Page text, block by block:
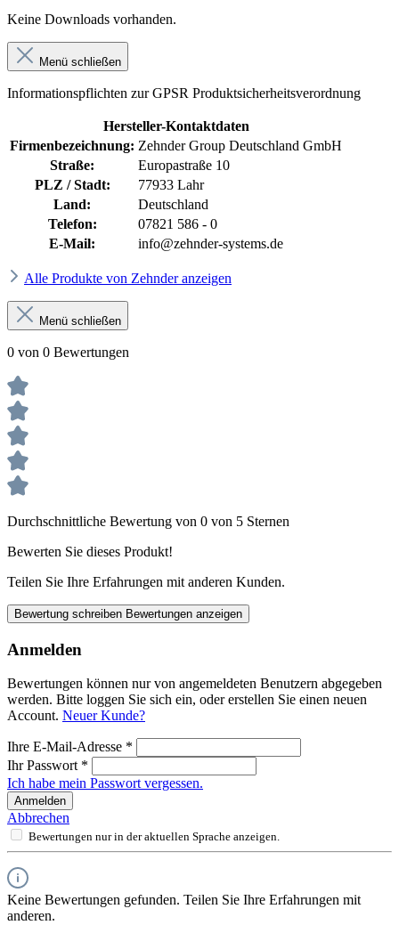
Keine Downloads vorhanden.
Menü schließen
Informationspflichten zur GPSR Produktsicherheitsverordnung
Hersteller-Kontaktdaten
Firmenbezeichnung: Zehnder Group Deutschland GmbH
Straße:
Europastraße 10
PLZ / Stadt:
77933 Lahr
Land:
Deutschland
Telefon:
07821 586 - 0
E-Mail:
info@zehnder-systems.de
Alle Produkte von Zehnder anzeigen
Menü schließen
0 von 0 Bewertungen
Durchschnittliche Bewertung von 0 von 5 Sternen
Bewerten Sie dieses Produkt!
Teilen Sie Ihre Erfahrungen mit anderen Kunden.
Bewertung schreiben Bewertungen anzeigen
Anmelden
Bewertungen können nur von angemeldeten Benutzern abgegeben
werden. Bitte loggen Sie sich ein, oder erstellen Sie einen neuen
Account. Neuer Kunde?
Ihre E-Mail-Adresse *
Ihr Passwort *
Ich habe mein Passwort vergessen.
Anmelden
Abbrechen
Bewertungen nur in der aktuellen Sprache anzeigen.
Keine Bewertungen gefunden. Teilen Sie Ihre Erfahrungen mit
anderen.